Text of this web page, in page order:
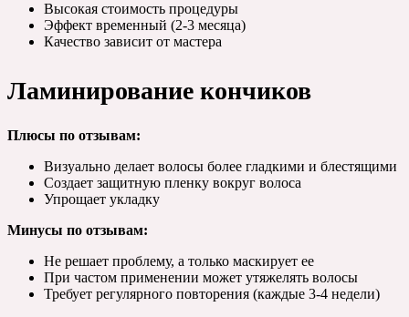
Высокая стоимость процедуры
Эффект временный (2-3 месяца)
Качество зависит от мастера
Ламинирование кончиков
Плюсы по отзывам:
Визуально делает волосы более гладкими и блестящими
Создает защитную пленку вокруг волоса
Упрощает укладку
Минусы по отзывам:
Не решает проблему, а только маскирует ее
При частом применении может утяжелять волосы
Требует регулярного повторения (каждые 3-4 недели)